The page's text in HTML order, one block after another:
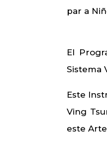
par a
El
Sistema
Este
Ving
este